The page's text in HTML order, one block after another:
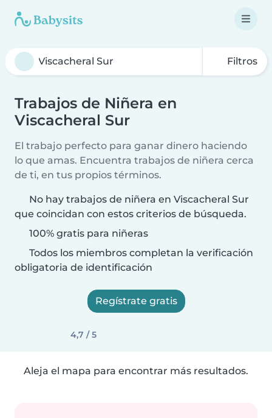
Filtros
Trabajos de Niñera en
Viscacheral Sur
El trabajo perfecto para ganar dinero haciendo
lo que amas. Encuentra trabajos de niñera cerca
de ti, en tus propios términos.
No hay trabajos de niñera en Viscacheral Sur
que coincidan con estos criterios de búsqueda.
100% gratis para niñeras
Todos los miembros completan la verificación
obligatoria de identificación
Regístrate gratis
4,7 / 5
Aleja el mapa para encontrar más resultados.